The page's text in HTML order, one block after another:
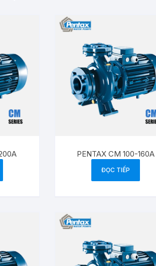
PENTAX CM 100-160A
ĐỌC TIẾP